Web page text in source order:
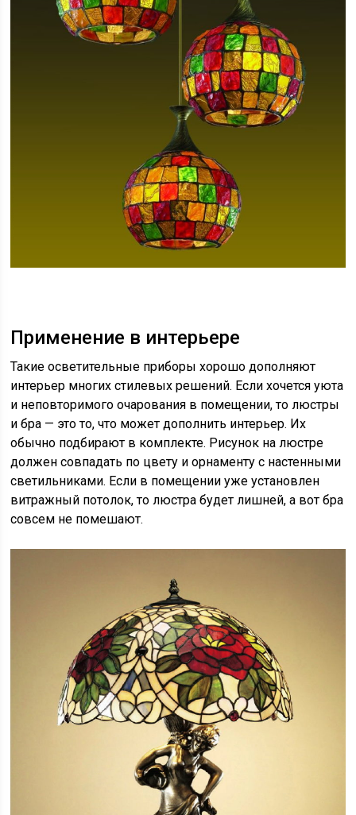
Применение в интерьере
Такие осветительные приборы хорошо дополняют
интерьер многих стилевых решений. Если хочется уюта
и неповторимого очарования в помещении, то люстры
и бра — это то, что может дополнить интерьер. Их
обычно подбирают в комплекте. Рисунок на люстре
должен совпадать по цвету и орнаменту с настенными
светильниками. Если в помещении уже установлен
витражный потолок, то люстра будет лишней, а вот бра
совсем не помешают.